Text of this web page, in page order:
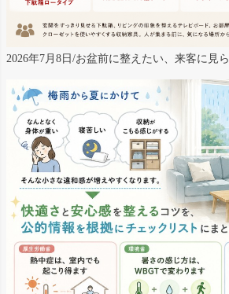
2026年7月8日/お盆前に整えたい、来客に見